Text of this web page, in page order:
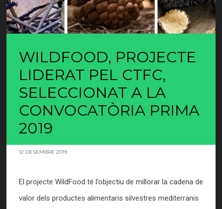
WILDFOOD, PROJECTE
LIDERAT PEL CTFC,
SELECCIONAT A LA
CONVOCATÒRIA PRIMA
2019
12 DESEMBRE 2019
El projecte WildFood té l’objectiu de millorar la cadena de
valor dels productes alimentaris silvestres mediterranis